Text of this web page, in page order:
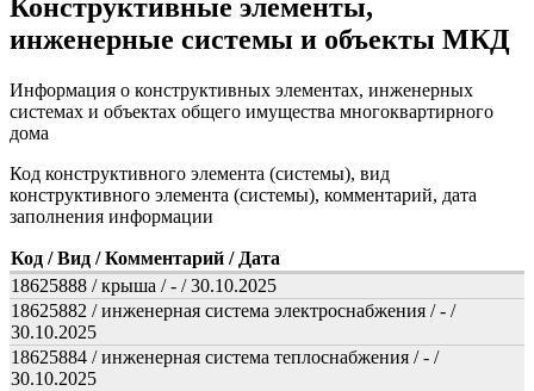
Конструктивные элементы,
инженерные системы и объекты МКД
Информация о конструктивных элементах, инженерных
системах и объектах общего имущества многоквартирного
дома
Код конструктивного элемента (системы), вид
конструктивного элемента (системы), комментарий, дата
заполнения информации
Код / Вид / Комментарий / Дата
18625888 / крыша / - / 30.10.2025
18625882 / инженерная система электроснабжения / - /
30.10.2025
18625884 / инженерная система теплоснабжения / - /
30.10.2025